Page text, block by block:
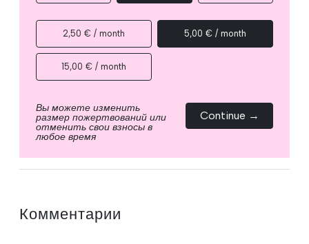
2,50 € / month 5,00 € / month
15,00 € / month
Вы можете изменить
размер пожертвований или
отменить свои взносы в
любое время
Continue →
Комментарии